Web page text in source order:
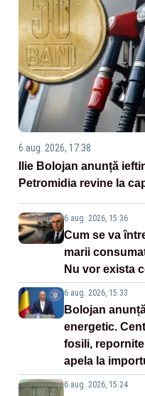
6 aug. 2026, 17:38
Ilie Bolojan anunță
Petromidia revine la
6 aug. 2026, 15:36
Cum se va
marii
Nu vor exista
6 aug. 2026, 15:33
Bolojan
energetic.
fosili,
apela la
6 aug. 2026, 15:24